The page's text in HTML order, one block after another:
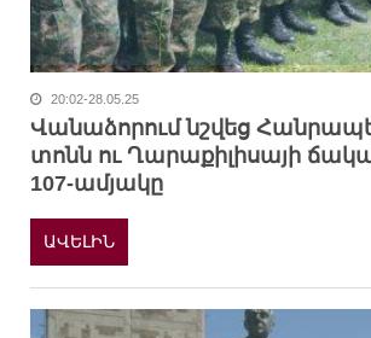
20:02-28.05.25
Վանաձորում նշվեց
տոնն ու Ղարաքիլիսայի
107-ամյակը
ԱՎԵԼԻՆ